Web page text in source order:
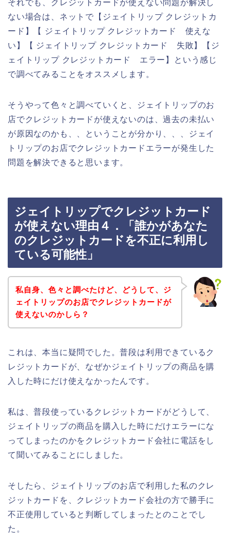
それでも、クレジットカードが使えない問題が解決し
ない場合は、ネットで【ジェイトリップ クレジットカ
ード】【 ジェイトリップ クレジットカード 使えな
い】【 ジェイトリップ クレジットカード 失敗】【ジ
ェイトリップ クレジットカード エラー】という感じ
で調べてみることをオススメします。
そうやって色々と調べていくと、ジェイトリップのお
店でクレジットカードが使えないのは、過去の未払い
が原因なのかも、、ということが分かり、、、ジェイ
トリップのお店でクレジットカードエラーが発生した
問題を解決できると思います。
ジェイトリップでクレジットカード
が使えない理由４．「誰かがあなた
のクレジットカードを不正に利用し
ている可能性」
私自身、色々と調べたけど、どうして、ジ
ェイトリップのお店でクレジットカードが
使えないのかしら？
これは、本当に疑問でした。普段は利用できているク
レジットカードが、なぜかジェイトリップの商品を購
入した時にだけ使えなかったんです。
私は、普段使っているクレジットカードがどうして、
ジェイトリップの商品を購入した時にだけエラーにな
ってしまったのかをクレジットカード会社に電話をし
て聞いてみることにしました。
そしたら、ジェイトリップのお店で利用した私のクレ
ジットカードを、クレジットカード会社の方で勝手に
不正使用していると判断してしまったとのことでし
た。